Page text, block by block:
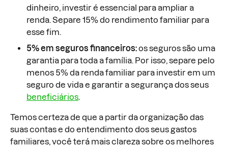
dinheiro, investir é essencial para ampliar a
renda. Separe 15% do rendimento familiar para
esse fim.
5% em seguros financeiros:os seguros são uma
garantia para toda a família. Por isso, separe pelo
menos 5% da renda familiar para investir em um
seguro de vida e garantir a segurança dos seus
beneficiários.
Temos certeza de que a partir da organização das
suas contas e do entendimento dos seus gastos
familiares, você terá mais clareza sobre os melhores